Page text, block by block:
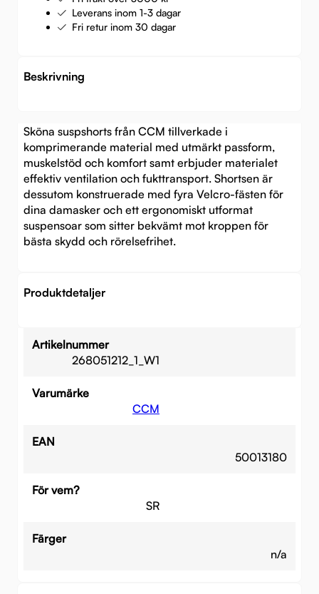
Leverans inom 1-3 dagar
Fri retur inom 30 dagar
Beskrivning
Sköna suspshorts från CCM tillverkade i
komprimerande material med utmärkt passform,
muskelstöd och komfort samt erbjuder materialet
effektiv ventilation och fukttransport. Shortsen är
dessutom konstruerade med fyra Velcro-fästen för
dina damasker och ett ergonomiskt utformat
suspensoar som sitter bekvämt mot kroppen för
bästa skydd och rörelsefrihet.
Produktdetaljer
Artikelnummer
268051212_1_W1
Varumärke
CCM
EAN
50013180
För vem?
SR
Färger
n/a